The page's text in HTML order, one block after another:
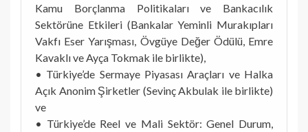
Kamu Borçlanma Politikaları ve Bankacılık
Sektörüne Etkileri (Bankalar Yeminli Murakıpları
Vakfı Eser Yarışması, Övgüye Değer Ödülü, Emre
Kavaklı ve Ayça Tokmak ile birlikte),
• Türkiye’de Sermaye Piyasası Araçları ve Halka
Açık Anonim Şirketler (Sevinç Akbulak ile birlikte)
ve
• Türkiye’de Reel ve Mali Sektör: Genel Durum,